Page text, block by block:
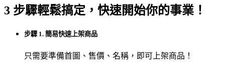
3 步驟輕鬆搞定，快速開始你的事業！
步驟 1. 簡易快速上架商品
只需要準備首圖、售價、名稱，即可上架商品！